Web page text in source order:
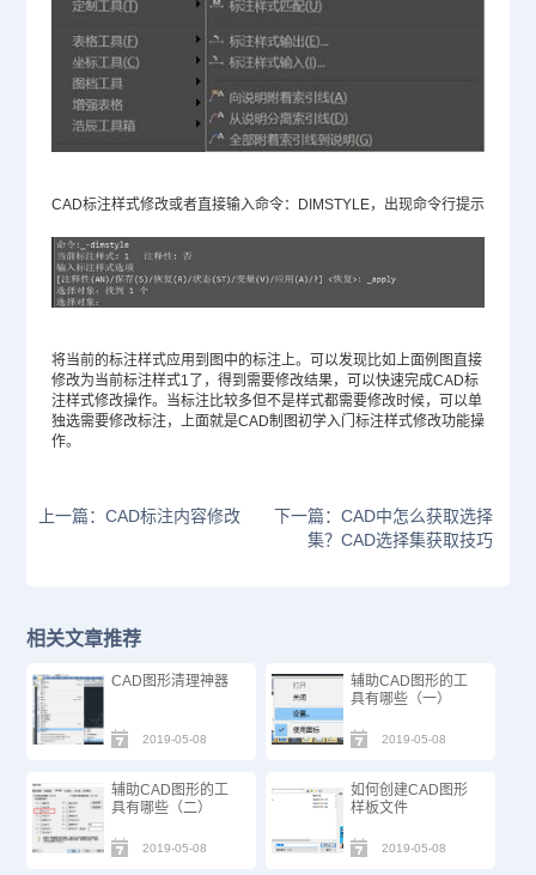
CAD标注样式修改或者直接输入命令：DIMSTYLE，出现命令行提示
将当前的标注样式应用到图中的标注上。可以发现比如上面例图直接
修改为当前标注样式1了，得到需要修改结果，可以快速完成CAD标
注样式修改操作。当标注比较多但不是样式都需要修改时候，可以单
独选需要修改标注，上面就是CAD制图初学入门标注样式修改功能操
作。
上一篇：CAD标注内容修改
下一篇：CAD中怎么获取选择
集？CAD选择集获取技巧
相关文章推荐
CAD图形清理神器
2019-05-08
辅助CAD图形的工
具有哪些（一）
2019-05-08
辅助CAD图形的工
具有哪些（二）
2019-05-08
如何创建CAD图形
样板文件
2019-05-08